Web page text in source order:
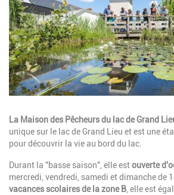
Description
La Maison des Pêcheurs du lac de Grand
unique sur le lac de Grand Lieu et est une
pour découvrir la vie au bord du lac.
Durant la "basse saison", elle estouverte
mercredi, vendredi, samedi et dimanche de
vacances scolaires de la zone B, elle est